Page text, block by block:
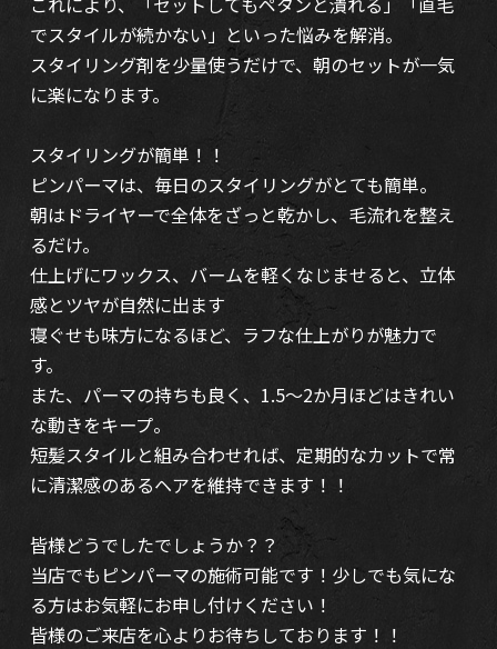
でスタイルが続かない」といった悩みを解消。
スタイリング剤を少量使うだけで、朝のセットが一気
に楽になります。
スタイリングが簡単！！
ピンパーマは、毎日のスタイリングがとても簡単。
朝はドライヤーで全体をざっと乾かし、毛流れを整え
るだけ。
仕上げにワックス、バームを軽くなじませると、立体
感とツヤが自然に出ます
寝ぐせも味方になるほど、ラフな仕上がりが魅力で
す。
また、パーマの持ちも良く、1.5～2か月ほどはきれい
な動きをキープ。
短髪スタイルと組み合わせれば、定期的なカットで常
に清潔感のあるヘアを維持できます！！
皆様どうでしたでしょうか？？
当店でもピンパーマの施術可能です！少しでも気にな
る方はお気軽にお申し付けください！
皆様のご来店を心よりお待ちしております！！